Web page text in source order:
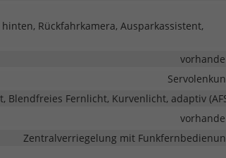
Rückfahrkamera, Ausparkassistent,
Blendfreies Fernlicht, Kurvenlicht, adaptiv
Zentralverriegelung mit